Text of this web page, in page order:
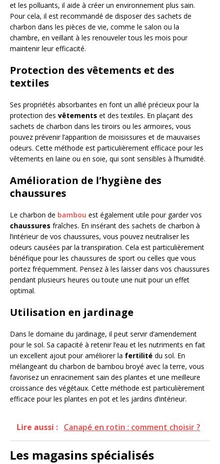
et les polluants, il aide à créer un environnement plus sain.
Pour cela, il est recommandé de disposer des sachets de
charbon dans les pièces de vie, comme le salon ou la
chambre, en veillant à les renouveler tous les mois pour
maintenir leur efficacité.
Protection des vêtements et des
textiles
Ses propriétés absorbantes en font un allié précieux pour la
protection des vêtements et des textiles. En plaçant des
sachets de charbon dans les tiroirs ou les armoires, vous
pouvez prévenir l’apparition de moisissures et de mauvaises
odeurs. Cette méthode est particulièrement efficace pour les
vêtements en laine ou en soie, qui sont sensibles à l’humidité.
Amélioration de l’hygiène des
chaussures
Le charbon de bambou est également utile pour garder vos
chaussures fraîches. En insérant des sachets de charbon à
l’intérieur de vos chaussures, vous pouvez neutraliser les
odeurs causées par la transpiration. Cela est particulièrement
bénéfique pour les chaussures de sport ou celles que vous
portez fréquemment. Pensez à les laisser dans vos chaussures
pendant plusieurs heures ou toute une nuit pour un effet
optimal.
Utilisation en jardinage
Dans le domaine du jardinage, il peut servir d’amendement
pour le sol. Sa capacité à retenir l’eau et les nutriments en fait
un excellent ajout pour améliorer la fertilité du sol. En
mélangeant du charbon de bambou broyé avec la terre, vous
favorisez un enracinement sain des plantes et une meilleure
croissance des végétaux. Cette méthode est particulièrement
efficace pour les plantes en pot et les jardins d’intérieur.
Lire aussi : Canapé en rotin : comment choisir ?
Les magasins spécialisés